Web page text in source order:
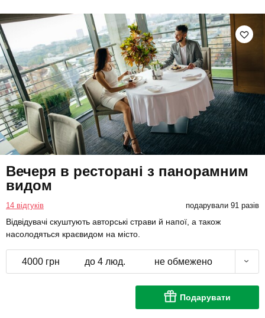
Вечеря в ресторані з панорамним
видом
14 відгуків подарували 91 разів
Відвідувачі скуштують авторські страви й напої, а також
насолодяться краєвидом на місто.
4000 грн до 4 люд. не обмежено
Подарувати